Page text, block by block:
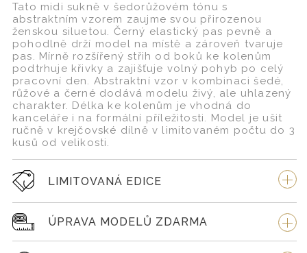
Tato midi sukně v šedorůžovém tónu s
abstraktním vzorem zaujme svou přirozenou
ženskou siluetou. Černý elastický pas pevně a
pohodlně drží model na místě a zároveň tvaruje
pas. Mírně rozšířený střih od boků ke kolenům
podtrhuje křivky a zajišťuje volný pohyb po celý
pracovní den. Abstraktní vzor v kombinaci šedé,
růžové a černé dodává modelu živý, ale uhlazený
charakter. Délka ke kolenům je vhodná do
kanceláře i na formální příležitosti. Model je ušit
ručně v krejčovské dílně v limitovaném počtu do 3
kusů od velikosti.
LIMITOVANÁ EDICE
ÚPRAVA MODELŮ ZDARMA